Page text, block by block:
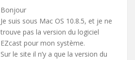
Bonjour
Je suis sous Mac OS 10.8.5, et je ne
trouve pas la version du logiciel
EZcast pour mon système.
Sur le site il n’y a que la version du